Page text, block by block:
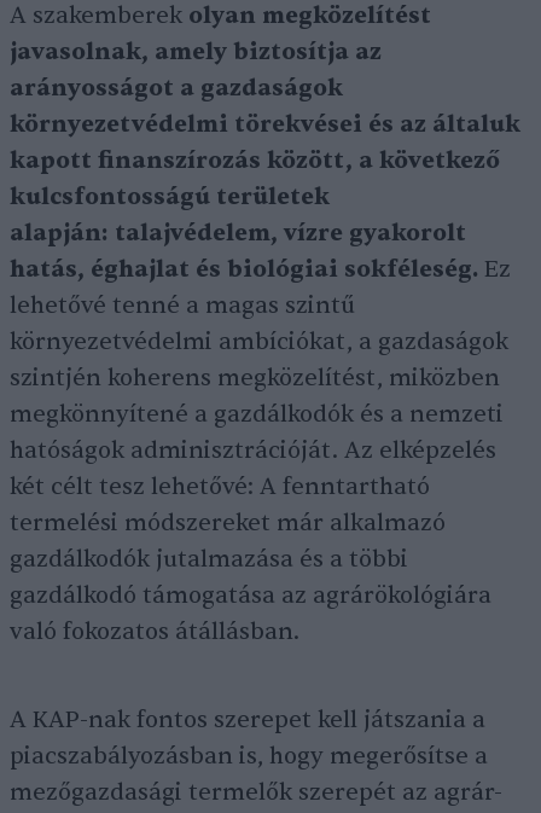
A szakemberek olyan megközelítést
javasolnak, amely biztosítja az
arányosságot a gazdaságok
környezetvédelmi törekvései és az általuk
kapott finanszírozás között, a következő
kulcsfontosságú területek
alapján: talajvédelem, vízre gyakorolt
hatás, éghajlat és biológiai sokféleség. Ez
lehetővé tenné a magas szintű
környezetvédelmi ambíciókat, a gazdaságok
szintjén koherens megközelítést, miközben
megkönnyítené a gazdálkodók és a nemzeti
hatóságok adminisztrációját. Az elképzelés
két célt tesz lehetővé: A fenntartható
termelési módszereket már alkalmazó
gazdálkodók jutalmazása és a többi
gazdálkodó támogatása az agrárökológiára
való fokozatos átállásban.
A KAP-nak fontos szerepet kell játszania a
piacszabályozásban is, hogy megerősítse a
mezőgazdasági termelők szerepét az agrár-